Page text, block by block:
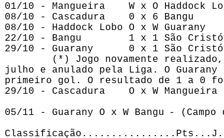
01/10 - Mangueira    W x O Haddock
08/10 - Cascadura    0 x 6 Bangu
08/10 - Haddock Lobo O x W Guarany
22/10 - Bangu        1 x 1 São
29/10 - Guarany      0 x 1 São
(*) Jogo novamente realizado,
julho e anulado pela Liga. O
primeiro gol. O resultado de 1 a 0
29/10 - Cascadura    O x W Mangueira
05/11 - Guarany O x W Bangu
- (Campo